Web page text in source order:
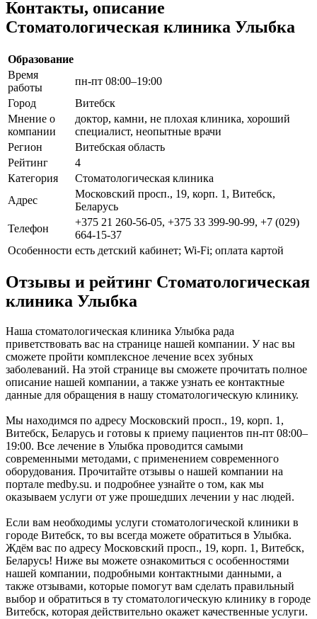
Контакты, описание
Стоматологическая клиника Улыбка
Образование
Время
работы
пн-пт 08:00–19:00
Город
Витебск
Мнение о
компании
доктор, камни, не плохая клиника, хороший
специалист, неопытные врачи
Регион
Витебская область
Рейтинг
4
Категория
Стоматологическая клиника
Адрес
Московский просп., 19, корп. 1, Витебск,
Беларусь
Телефон
+375 21 260-56-05, +375 33 399-90-99, +7 (029)
664-15-37
Особенности есть детский кабинет; Wi-Fi; оплата картой
Отзывы и рейтинг Стоматологическая
клиника Улыбка
Наша стоматологическая клиника Улыбка рада
приветствовать вас на странице нашей компании. У нас вы
сможете пройти комплексное лечение всех зубных
заболеваний. На этой странице вы сможете прочитать полное
описание нашей компании, а также узнать ее контактные
данные для обращения в нашу стоматологическую клинику.
Мы находимся по адресу Московский просп., 19, корп. 1,
Витебск, Беларусь и готовы к приему пациентов пн-пт 08:00–
19:00. Все лечение в Улыбка проводится самыми
современными методами, с применением современного
оборудования. Прочитайте отзывы о нашей компании на
портале medby.su. и подробнее узнайте о том, как мы
оказываем услуги от уже прошедших лечении у нас людей.
Если вам необходимы услуги стоматологической клиники в
городе Витебск, то вы всегда можете обратиться в Улыбка.
Ждём вас по адресу Московский просп., 19, корп. 1, Витебск,
Беларусь! Ниже вы можете ознакомиться с особенностями
нашей компании, подробными контактными данными, а
также отзывами, которые помогут вам сделать правильный
выбор и обратиться в ту стоматологическую клинику в городе
Витебск, которая действительно окажет качественные услуги.